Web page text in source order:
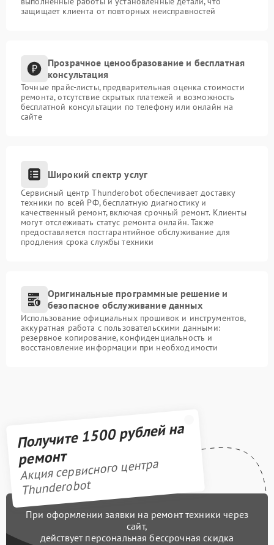
защищает клиента от повторных неисправностей
Прозрачное ценообразование и бесплатная
консультация
Точные прайс-листы, предварительная оценка стоимости
ремонта, отсутствие скрытых платежей и возможность
бесплатной консультации по телефону или онлайн на
сайте
Широкий спектр услуг
Сервисный центр Thunderobot обеспечивает доставку
техники по всей РФ, бесплатную диагностику и
качественный ремонт, включая срочный ремонт. Клиенты
могут отслеживать статус ремонта онлайн. Также
предоставляется постгарантийное обслуживание для
продления срока службы техники
Оригинальные программные решение и
безопасное обслуживание данных
Использование официальных прошивок и инструментов,
аккуратная работа с пользовательскими данными:
резервное копирование, конфиденциальность и
восстановление информации при необходимости
Получите 1500 рублей на
ремонт
Акция сервисного центра
Thunderobot
При оформлении заявки на ремонт техники через
сайт,
действует персональная бессрочная скидка